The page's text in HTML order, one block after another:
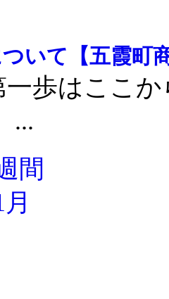
いて【五霞町
一歩はここ
...